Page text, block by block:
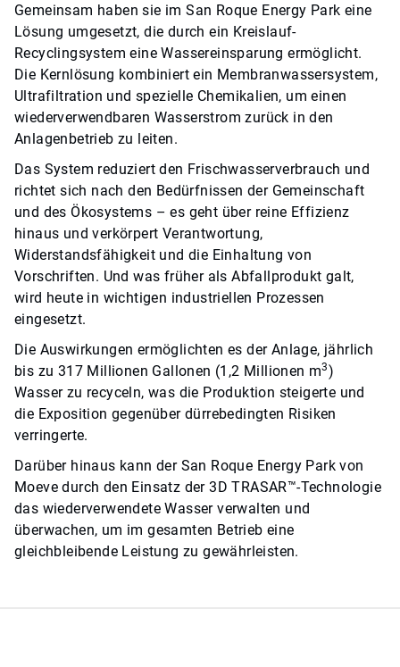
Gemeinsam haben sie im San Roque Energy Park eine
Lösung umgesetzt, die durch ein Kreislauf-
Recyclingsystem eine Wassereinsparung ermöglicht.
Die Kernlösung kombiniert ein Membranwassersystem,
Ultrafiltration und spezielle Chemikalien, um einen
wiederverwendbaren Wasserstrom zurück in den
Anlagenbetrieb zu leiten.
Das System reduziert den Frischwasserverbrauch und
richtet sich nach den Bedürfnissen der Gemeinschaft
und des Ökosystems – es geht über reine Effizienz
hinaus und verkörpert Verantwortung,
Widerstandsfähigkeit und die Einhaltung von
Vorschriften. Und was früher als Abfallprodukt galt,
wird heute in wichtigen industriellen Prozessen
eingesetzt.
Die Auswirkungen ermöglichten es der Anlage, jährlich
bis zu 317 Millionen Gallonen (1,2 Millionen m3)
Wasser zu recyceln, was die Produktion steigerte und
die Exposition gegenüber dürrebedingten Risiken
verringerte.
Darüber hinaus kann der San Roque Energy Park von
Moeve durch den Einsatz der 3D TRASAR™-Technologie
das wiederverwendete Wasser verwalten und
überwachen, um im gesamten Betrieb eine
gleichbleibende Leistung zu gewährleisten.